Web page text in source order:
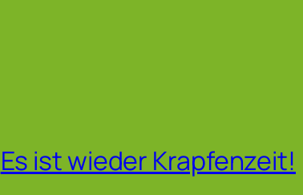
Es ist wieder Krapfenzeit!